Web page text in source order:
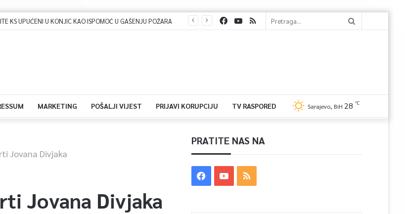
KS UPUĆENI U KONJIC KAO ISPOMOĆ U GAŠENJU POŽARA
MARKETING POŠALJI VIJEST PRIJAVI KORUPCIJU TV RASPORED Sarajevo, BiH 28 ℃
Jovana Divjaka
Jovana Divjaka
PRATITE NAS NA